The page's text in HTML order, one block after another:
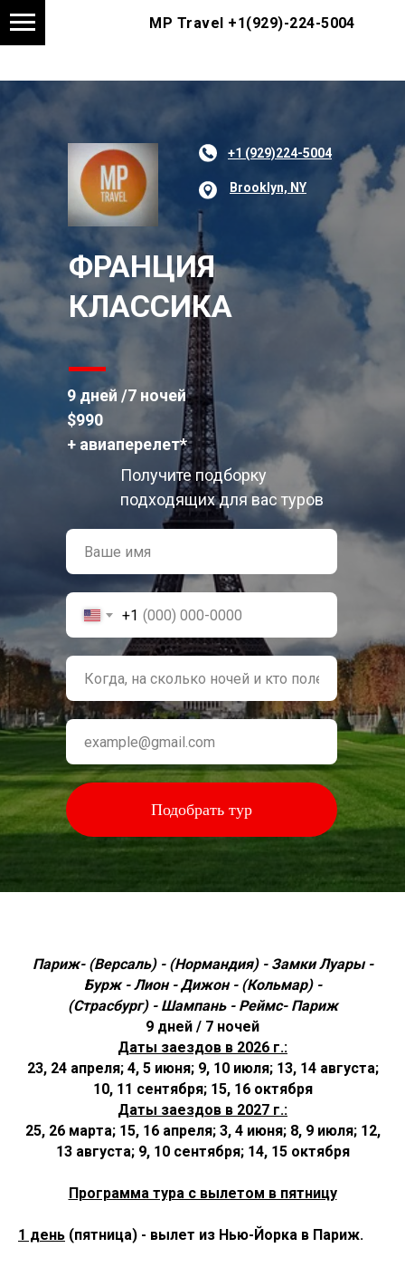
MP Travel +1(929)-224-5004
ФРАНЦИЯ
КЛАССИКА
9 дней /7 ночей
$990
+ авиаперелет*
+1
Подобрать тур
Получите подборку
подходящих для вас туров
Brooklyn, NY
+1 (929)224-5004
Париж- (Версаль) - (Нормандия) - Замки Луары -
Бурж - Лион - Дижон - (Кольмар) -
(Страсбург) - Шампань - Реймс- Париж
9 дней / 7 ночей
Даты заездов в 2026 г.:
23, 24 апреля; 4, 5 июня; 9, 10 июля; 13, 14 августа;
10, 11 сентября; 15, 16 октября
Даты заездов в 2027 г.:
25, 26 марта; 15, 16 апреля; 3, 4 июня; 8, 9 июля; 12,
13 августа; 9, 10 сентября; 14, 15 октября
Программа тура с вылетом в пятницу
1 день (пятница) - вылет из Нью-Йорка в Париж.